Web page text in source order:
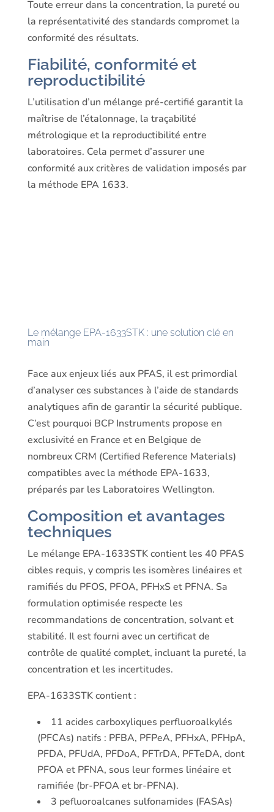
Toute erreur dans la concentration, la pureté ou
la représentativité des standards compromet la
conformité des résultats.
Fiabilité, conformité et
reproductibilité
L’utilisation d’un mélange pré-certifié garantit la
maîtrise de l’étalonnage, la traçabilité
métrologique et la reproductibilité entre
laboratoires. Cela permet d’assurer une
conformité aux critères de validation imposés par
la méthode EPA 1633.
Le mélange EPA-1633STK : une solution clé en
main
Face aux enjeux liés aux PFAS, il est primordial
d’analyser ces substances à l’aide de standards
analytiques afin de garantir la sécurité publique.
C’est pourquoi BCP Instruments propose en
exclusivité en France et en Belgique de
nombreux CRM (Certified Reference Materials)
compatibles avec la méthode EPA-1633,
préparés par les Laboratoires Wellington.
Composition et avantages
techniques
Le mélange EPA-1633STK contient les 40 PFAS
cibles requis, y compris les isomères linéaires et
ramifiés du PFOS, PFOA, PFHxS et PFNA. Sa
formulation optimisée respecte les
recommandations de concentration, solvant et
stabilité. Il est fourni avec un certificat de
contrôle de qualité complet, incluant la pureté, la
concentration et les incertitudes.
EPA-1633STK contient :
11 acides carboxyliques perfluoroalkylés
(PFCAs) natifs : PFBA, PFPeA, PFHxA, PFHpA,
PFDA, PFUdA, PFDoA, PFTrDA, PFTeDA, dont
PFOA et PFNA, sous leur formes linéaire et
ramifiée (br-PFOA et br-PFNA).
3 pefluoroalcanes sulfonamides (FASAs)